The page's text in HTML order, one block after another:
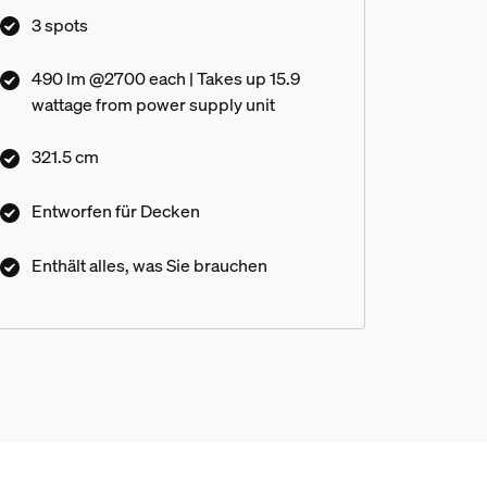
3 spots
490 lm @2700 each | Takes up 15.9
wattage from power supply unit
321.5 cm
Entworfen für Decken
Enthält alles, was Sie brauchen